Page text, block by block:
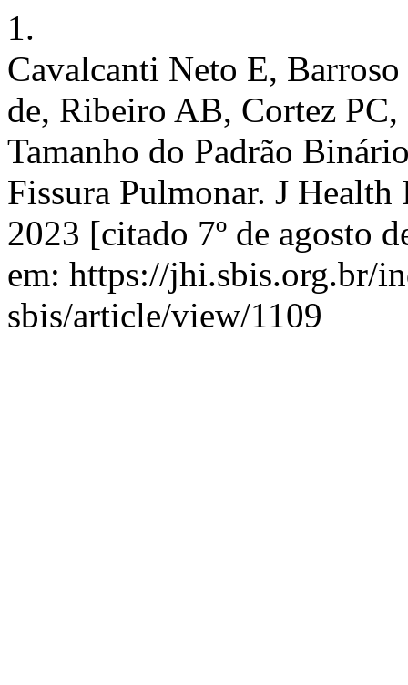
1.
Cavalcanti Neto E,
de, Ribeiro AB, Cortez
Tamanho do Padrão
Fissura Pulmonar. J
2023 [citado 7º de agosto
em: https://jhi.sbis.org.br/
sbis/article/view/1109